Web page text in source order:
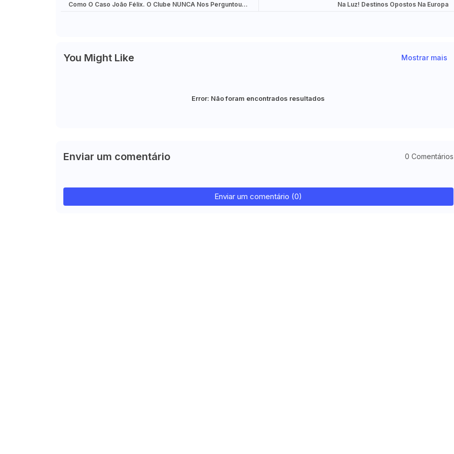
Na Luz! Destinos Opostos Na Europa
Como O Caso João Félix. O Clube NUNCA Nos Perguntou
You Might Like Mostrar mais
Error: Não foram encontrados resultados
Enviar um comentário 0 Comentários
Enviar um comentário (0)